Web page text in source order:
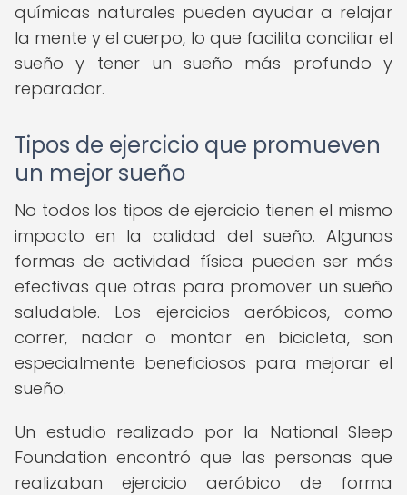
químicas naturales pueden ayudar a relajar
la mente y el cuerpo, lo que facilita conciliar el
sueño y tener un sueño más profundo y
reparador.
Tipos de ejercicio que promueven
un mejor sueño
No todos los tipos de ejercicio tienen el mismo
impacto en la calidad del sueño. Algunas
formas de actividad física pueden ser más
efectivas que otras para promover un sueño
saludable. Los ejercicios aeróbicos, como
correr, nadar o montar en bicicleta, son
especialmente beneficiosos para mejorar el
sueño.
Un estudio realizado por la National Sleep
Foundation encontró que las personas que
realizaban ejercicio aeróbico de forma